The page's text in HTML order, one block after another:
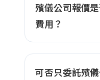
殯儀公司報價
費用？
可否只委託殯